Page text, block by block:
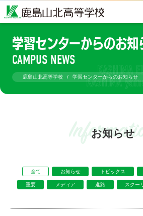
学習センターからのお知
CAMPUS NEWS
鹿島山北高等学校 学習センターからのお知らせ
お知らせ
全て お知らせ トピックス
重要 メディア 進路 スクー